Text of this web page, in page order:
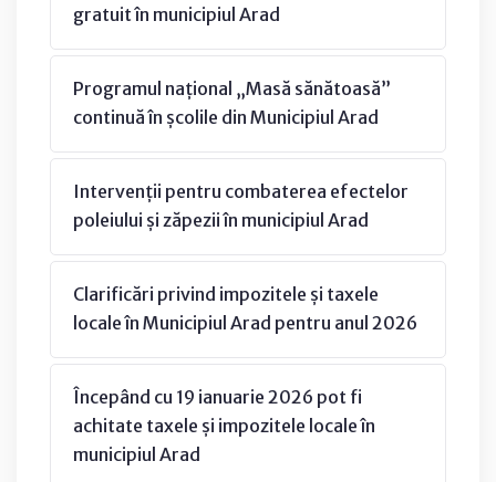
gratuit în municipiul Arad
Programul național „Masă sănătoasă”
continuă în școlile din Municipiul Arad
Intervenții pentru combaterea efectelor
poleiului și zăpezii în municipiul Arad
Clarificări privind impozitele și taxele
locale în Municipiul Arad pentru anul 2026
Începând cu 19 ianuarie 2026 pot fi
achitate taxele și impozitele locale în
municipiul Arad